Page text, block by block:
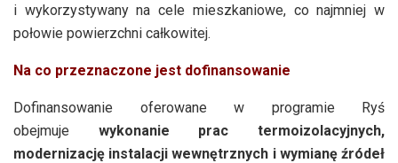
i wykorzystywany na cele mieszkaniowe, co najmniej w
połowie powierzchni całkowitej.
Na co przeznaczone jest dofinansowanie
Dofinansowanie oferowane w programie Ryś
obejmuje wykonanie prac termoizolacyjnych,
modernizację instalacji wewnętrznych i wymianę źródeł